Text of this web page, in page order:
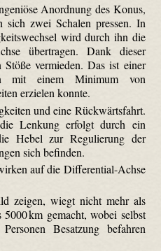
Anordnung des Konus,
zwei Schalen pressen. In
wird durch ihn die
übertragen. Dank dieser
vermieden. Das ist einer
mit einem Minimum von
erzielen konnte.
und eine Rückwärtsfahrt.
Lenkung erfolgt durch ein
Hebel zur Regulierung der
sich befinden.
auf die Differential-Achse
zeigen, wiegt nicht mehr als
km gemacht, wobei selbst
Besatzung befahren